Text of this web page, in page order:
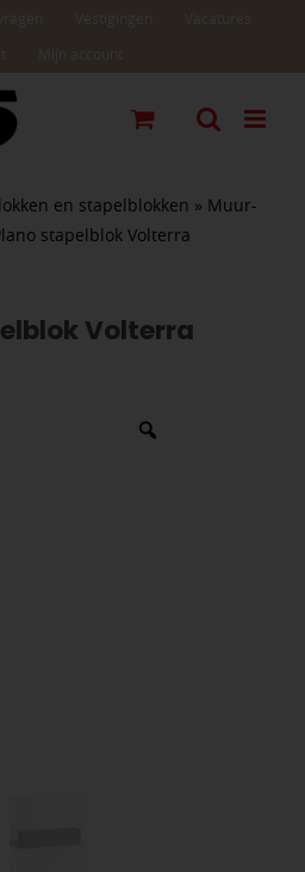
en stapelblokken » Muur-
stapelblok Volterra
Volterra